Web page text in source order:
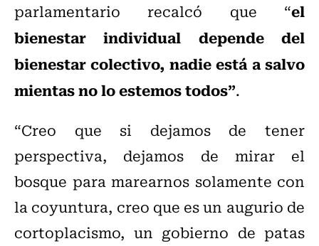
parlamentario recalcó que “el
bienestar individual depende del
bienestar colectivo, nadie está a salvo
mientas no lo estemos todos”.
“Creo que si dejamos de tener
perspectiva, dejamos de mirar el
bosque para marearnos solamente con
la coyuntura, creo que es un augurio de
cortoplacismo, un gobierno de patas